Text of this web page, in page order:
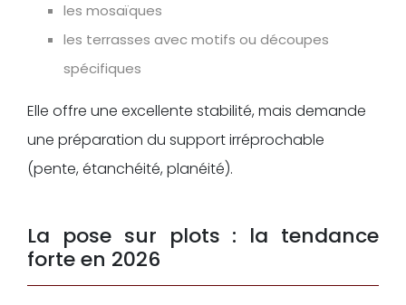
les mosaïques
les terrasses avec motifs ou découpes
spécifiques
Elle offre une excellente stabilité, mais demande
une préparation du support irréprochable
(pente, étanchéité, planéité).
La pose sur plots : la tendance
forte en 2026